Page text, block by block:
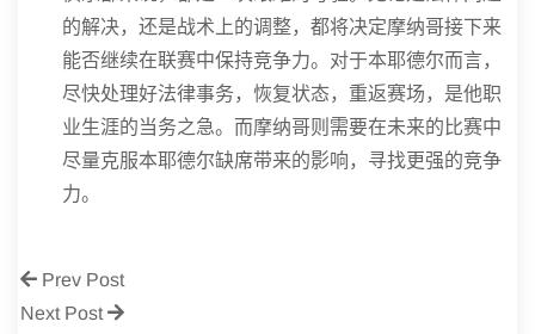
的解决，还是战术上的调整，都将决定摩纳哥接下来
能否继续在联赛中保持竞争力。对于本耶德尔而言，
尽快处理好法律事务，恢复状态，重返赛场，是他职
业生涯的当务之急。而摩纳哥则需要在未来的比赛中
尽量克服本耶德尔缺席带来的影响，寻找更强的竞争
力。
Prev Post
Next Post